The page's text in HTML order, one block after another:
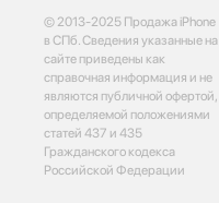
© 2013-2025 Продажа iPhone
в СПб. Сведения указанные на
сайте приведены как
справочная информация и не
являются публичной офертой,
определяемой положениями
статей 437 и 435
Гражданского кодекса
Российской Федерации